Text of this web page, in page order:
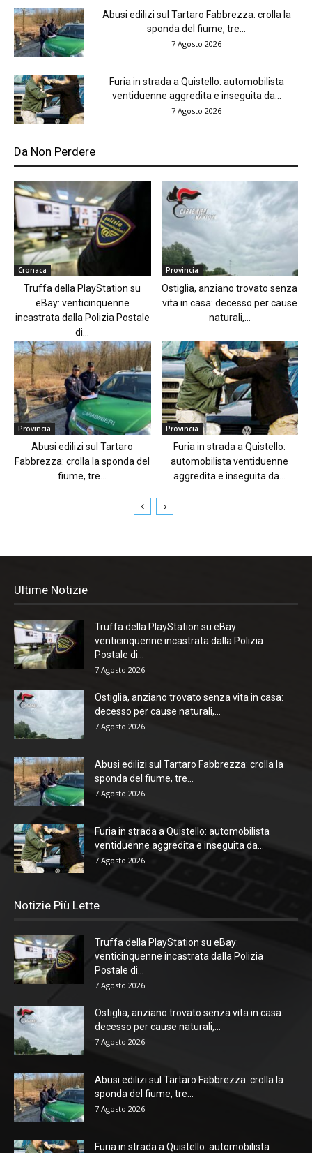
Abusi edilizi sul Tartaro Fabbrezza: crolla la
sponda del fiume, tre...
7 Agosto 2026
Furia in strada a Quistello: automobilista
ventiduenne aggredita e inseguita da...
7 Agosto 2026
Da Non Perdere
Cronaca
Truffa della PlayStation su
eBay: venticinquenne
incastrata dalla Polizia Postale
di...
Provincia
Ostiglia, anziano trovato senza
vita in casa: decesso per cause
naturali,...
Provincia
Abusi edilizi sul Tartaro
Fabbrezza: crolla la sponda del
fiume, tre...
Provincia
Furia in strada a Quistello:
automobilista ventiduenne
aggredita e inseguita da...
Ultime Notizie
Truffa della PlayStation su eBay:
venticinquenne incastrata dalla Polizia
Postale di...
7 Agosto 2026
Ostiglia, anziano trovato senza vita in casa:
decesso per cause naturali,...
7 Agosto 2026
Abusi edilizi sul Tartaro Fabbrezza: crolla la
sponda del fiume, tre...
7 Agosto 2026
Furia in strada a Quistello: automobilista
ventiduenne aggredita e inseguita da...
7 Agosto 2026
Notizie Più Lette
Truffa della PlayStation su eBay:
venticinquenne incastrata dalla Polizia
Postale di...
7 Agosto 2026
Ostiglia, anziano trovato senza vita in casa:
decesso per cause naturali,...
7 Agosto 2026
Abusi edilizi sul Tartaro Fabbrezza: crolla la
sponda del fiume, tre...
7 Agosto 2026
Furia in strada a Quistello: automobilista